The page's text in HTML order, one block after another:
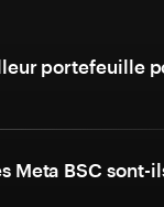
portefeuille
Meta BSC sont-